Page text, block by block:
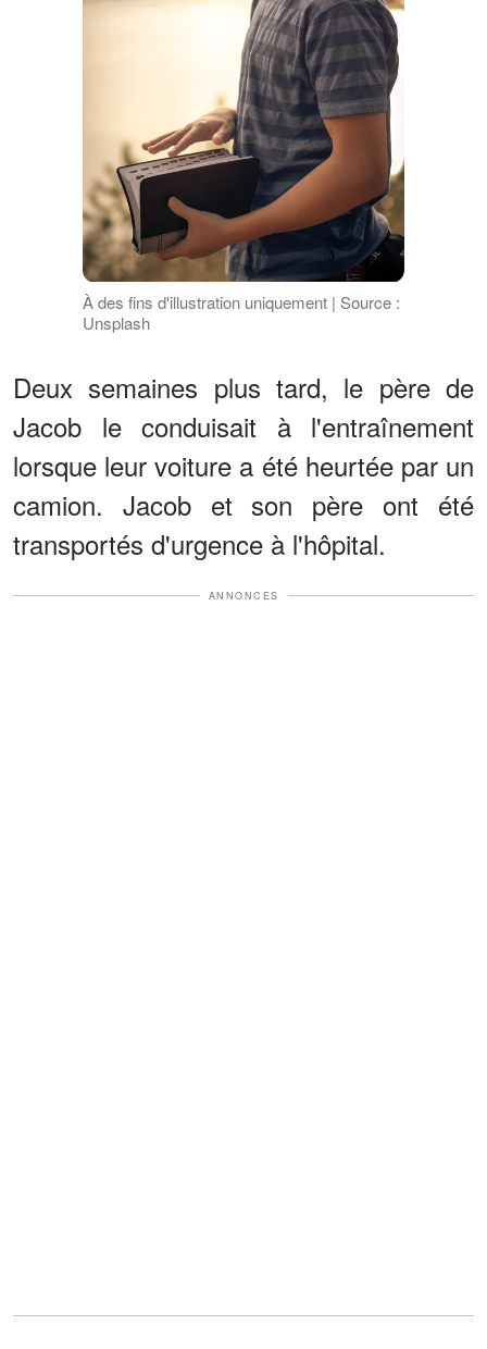
À des fins d'illustration uniquement | Source :
Unsplash
Deux semaines plus tard, le père de
Jacob le conduisait à l'entraînement
lorsque leur voiture a été heurtée par un
camion. Jacob et son père ont été
transportés d'urgence à l'hôpital.
ANNONCES